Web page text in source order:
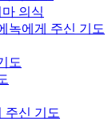
의식
녹에게 주신 기도
도
주신 기도